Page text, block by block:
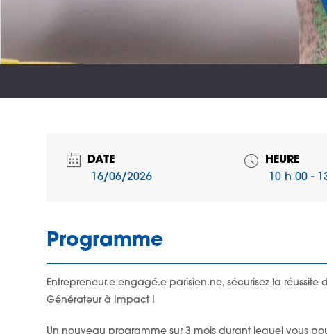
DATE
16/06/2026
HEURE
10 h 00 -
Programme
Entrepreneur.e engagé.e parisien.ne, sécurisez la
Générateur à Impact !
Un nouveau programme sur 3 mois durant lequel vous